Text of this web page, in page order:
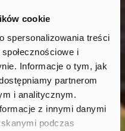
cookie
spersonalizowania treści
i
Informacje o tym, jak
partnerom
i analitycznym.
z innymi danymi
podczas
.